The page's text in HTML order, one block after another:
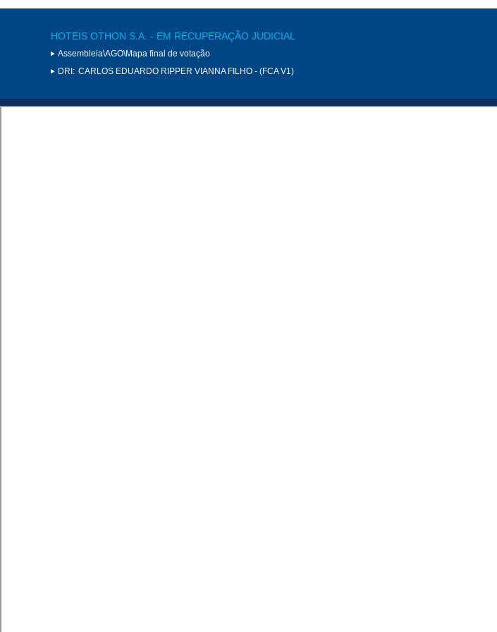
HOTEIS OTHON S.A. - EM RECUPERAÇÃO JUDICIAL
Assembleia\AGO\Mapa final de votação
DRI: CARLOS EDUARDO RIPPER VIANNA FILHO - (FCA V1)